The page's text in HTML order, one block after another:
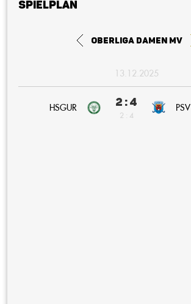
Spielplan
Oberliga Damen MV
13.12.2025
HSGUR 2 : 4
2 : 4
PSV